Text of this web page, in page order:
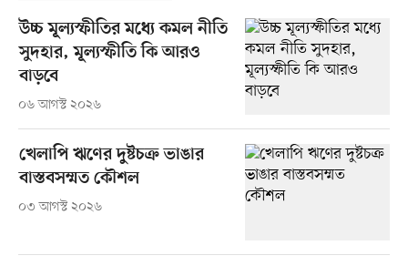
উচ্চ মূল্যস্ফীতির মধ্যে কমল নীতি
সুদহার, মূল্যস্ফীতি কি আরও
বাড়বে
০৬ আগস্ট ২০২৬
খেলাপি ঋণের দুষ্টচক্র ভাঙার
বাস্তবসম্মত কৌশল
০৩ আগস্ট ২০২৬